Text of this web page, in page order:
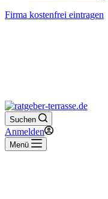
Firma kostenfrei eintragen
Suchen
Anmelden
Menü